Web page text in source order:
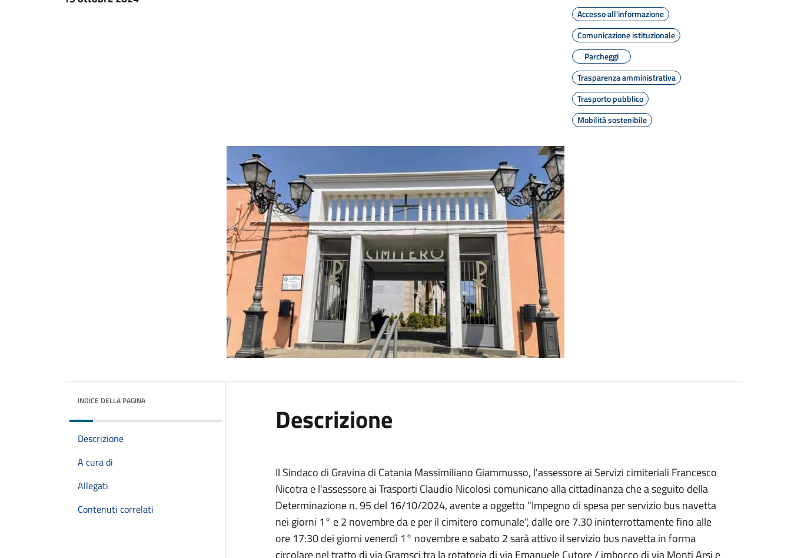
Accesso all'informazione
Comunicazione istituzionale
Parcheggi
Trasparenza amministrativa
Trasporto pubblico
Mobilità sostenibile
INDICE DELLA PAGINA
Descrizione
A cura di
Allegati
Contenuti correlati
Descrizione
Il Sindaco di Gravina di Catania Massimiliano Giammusso, l'assessore ai Servizi cimiteriali Francesco
Nicotra e l'assessore ai Trasporti Claudio Nicolosi comunicano alla cittadinanza che a seguito della
Determinazione n. 95 del 16/10/2024, avente a oggetto "Impegno di spesa per servizio bus navetta
nei giorni 1° e 2 novembre da e per il cimitero comunale", dalle ore 7.30 ininterrottamente fino alle
ore 17:30 dei giorni venerdì 1° novembre e sabato 2 sarà attivo il servizio bus navetta in forma
circolare nel tratto di via Gramsci tra la rotatoria di via Emanuele Cutore / imbocco di via Monti Arsi e